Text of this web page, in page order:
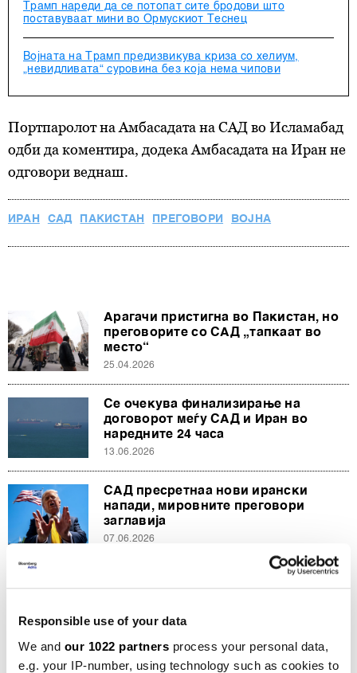
Responsible use of your data
We and our 1022 partners process your personal data,
e.g. your IP-number, using technology such as cookies to
Трамп нареди да се потопат сите бродови што
поставуваат мини во Ормускиот Теснец
Војната на Трамп предизвикува криза со хелиум,
„невидливата“ суровина без која нема чипови
Портпаролот на Амбасадата на САД во Исламабад
одби да коментира, додека Амбасадата на Иран не
одговори веднаш.
ИРАН САД ПАКИСТАН ПРЕГОВОРИ ВОЈНА
Арагачи пристигна во Пакистан, но
преговорите со САД „тапкаат во
место“
25.04.2026
Се очекува финализирање на
договорот меѓу САД и Иран во
наредните 24 часа
13.06.2026
САД пресретнаа нови ирански
напади, мировните преговори
заглавија
07.06.2026
Пакистан и заливските земји во
СИТЕ НОВОСТИ ОД РУБРИКАТА ПОЛИТИКА